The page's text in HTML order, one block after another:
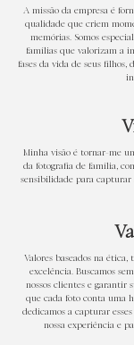
A missão da empresa é
qualidade que criem
memórias. Somos
famílias que valorizam a
fases da vida de seus
Minha visão é tornar-me
da fotografia de família,
sensibilidade para capturar
Valores baseados na
excelência. Buscamos
nossos clientes e garantir
que cada foto conta uma
dedicamos a capturar
nossa experiência e